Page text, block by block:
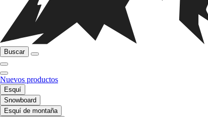
Buscar
Nuevos productos
Esquí
Snowboard
Esquí de montaña